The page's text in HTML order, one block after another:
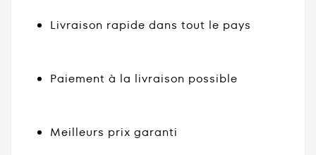
Livraison rapide dans tout le pays
Paiement à la livraison possible
Meilleurs prix garanti